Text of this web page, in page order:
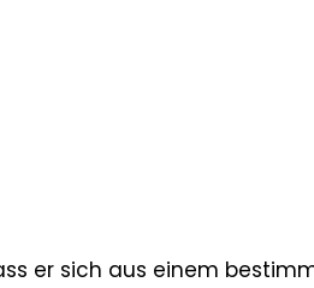
er sich aus einem